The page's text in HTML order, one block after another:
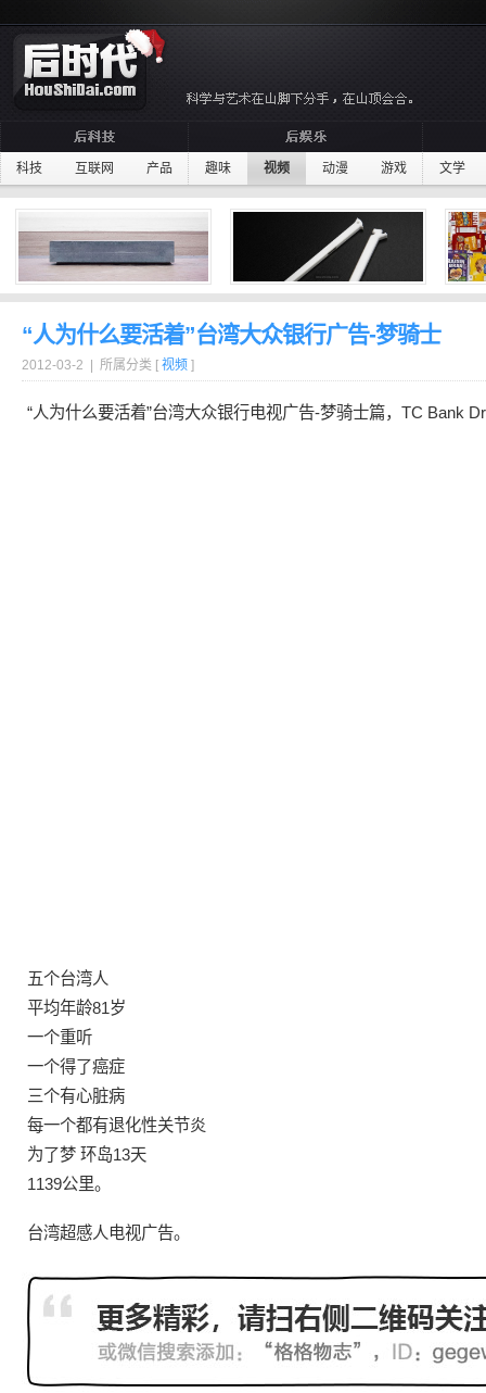
科技 互联网 产品 趣味 视频 动漫 游戏 文学
“人为什么要活着”台湾大众银行广告-梦骑士
2012-03-2 | 所属分类 [ 视频 ]
“人为什么要活着”台湾大众银行电视广告-梦骑士篇，TC Bank
五个台湾人
平均年龄81岁
一个重听
一个得了癌症
三个有心脏病
每一个都有退化性关节炎
为了梦 环岛13天
1139公里。
台湾超感人 电视广告。